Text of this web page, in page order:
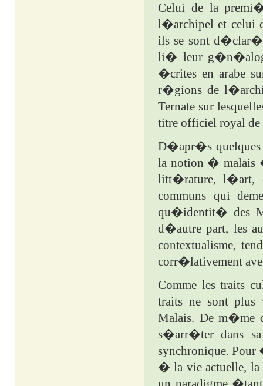
Celui de la
l�archipel et celui
ils se sont
li� leur
�crites en arabe
r�gions de
Ternate sur
titre officiel royal de
D�apr�s quelques
la notion � malais
litt�rature, l�art,
communs qui
qu�identit� des
d�autre part, les
contextualisme,
corr�lativement
Comme les traits
traits ne sont
Malais. De
s�arr�ter dans
synchronique.
� la vie actuelle,